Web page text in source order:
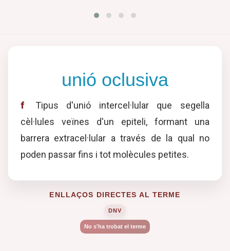
unió oclusiva
f
Tipus d'unió intercel·lular que segella
cèl·lules veïnes d'un epiteli, formant una
barrera extracel·lular a través de la qual no
poden passar fins i tot molècules petites.
ENLLAÇOS DIRECTES AL TERME
DNV
No s'ha trobat el terme